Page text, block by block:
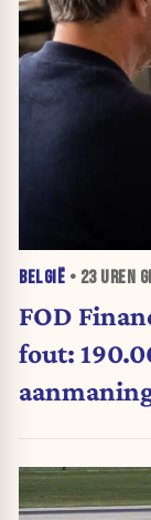
BELGIË • 23 UREN
FOD
fout: